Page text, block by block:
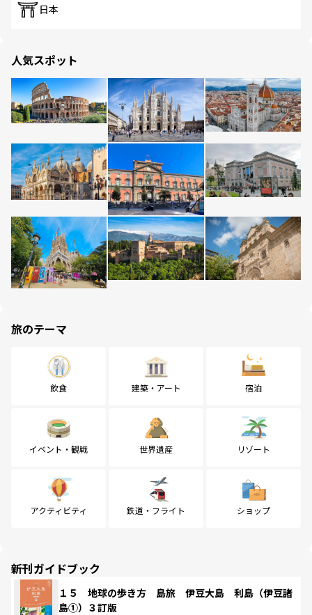
日本
人気スポット
旅のテーマ
飲食 建築・アート 宿泊
イベント・観戦 世界遺産 リゾート
アクティビティ 鉄道・フライト ショップ
新刊ガイドブック
１５ 地球の歩き方 島旅 伊豆大島 利島（伊豆諸
島①）３訂版